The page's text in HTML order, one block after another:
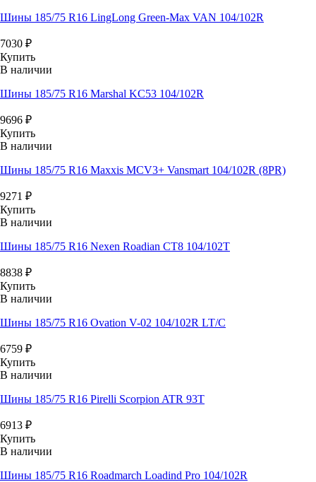
Шины 185/75 R16 LingLong Green-Max VAN 104/102R
7030 ₽
Купить
В наличии
Шины 185/75 R16 Marshal KC53 104/102R
9696 ₽
Купить
В наличии
Шины 185/75 R16 Maxxis MCV3+ Vansmart 104/102R (8PR)
9271 ₽
Купить
В наличии
Шины 185/75 R16 Nexen Roadian CT8 104/102T
8838 ₽
Купить
В наличии
Шины 185/75 R16 Ovation V-02 104/102R LT/C
6759 ₽
Купить
В наличии
Шины 185/75 R16 Pirelli Scorpion ATR 93T
6913 ₽
Купить
В наличии
Шины 185/75 R16 Roadmarch Loadind Pro 104/102R